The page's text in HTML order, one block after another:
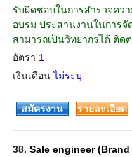
รับผิดชอบในการสำรวจคว
อบรม ประสานงานในการจั
สามารถเป็นวิทยากรได้ ติดต
อัตรา 1
เงินเดือนไม่ระบุ
สมัครงาน
รายละเอียด
38. Sale engineer